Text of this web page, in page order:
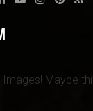
Maybe